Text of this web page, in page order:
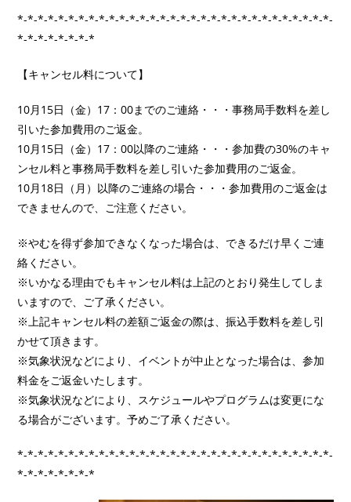
*-*-*-*-*-*-*-*-*-*-*-*-*-*-*-*-*-*-*-*-*-*-*-*-*-*-*-*-*-*-*-
*-*-*-*-*-*-*-*
【キャンセル料について】
10月15日（金）17：00までのご連絡・・・事務局手数料を差し
引いた参加費用のご返金。
10月15日（金）17：00以降のご連絡・・・参加費の30%のキャ
ンセル料と事務局手数料を差し引いた参加費用のご返金。
10月18日（月）以降のご連絡の場合・・・参加費用のご返金は
できませんので、ご注意ください。
※やむを得ず参加できなくなった場合は、できるだけ早くご連
絡ください。
※いかなる理由でもキャンセル料は上記のとおり発生してしま
いますので、ご了承ください。
※上記キャンセル料の差額ご返金の際は、振込手数料を差し引
かせて頂きます。
※気象状況などにより、イベントが中止となった場合は、参加
料金をご返金いたします。
※気象状況などにより、スケジュールやプログラムは変更にな
る場合がございます。予めご了承ください。
*-*-*-*-*-*-*-*-*-*-*-*-*-*-*-*-*-*-*-*-*-*-*-*-*-*-*-*-*-*-*-
*-*-*-*-*-*-*-*